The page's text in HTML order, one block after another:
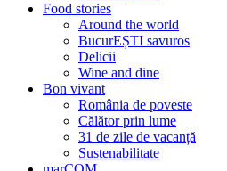
Food stories
Around the world
BucurEȘTI savuros
Delicii
Wine and dine
Bon vivant
România de poveste
Călător prin lume
31 de zile de vacanță
Sustenabilitate